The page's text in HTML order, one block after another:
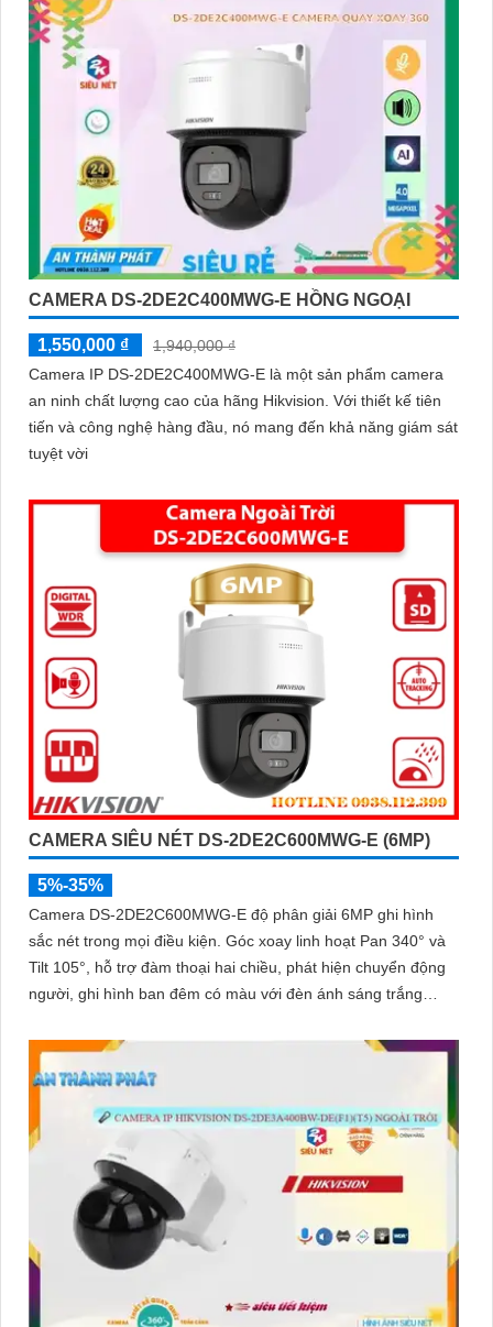
CAMERA DS-2DE2C400MWG-E HỒNG NGOẠI
1,550,000 ₫
1,940,000 ₫
Camera IP DS-2DE2C400MWG-E là một sản phẩm camera
an ninh chất lượng cao của hãng Hikvision. Với thiết kế tiên
tiến và công nghệ hàng đầu, nó mang đến khả năng giám sát
tuyệt vời
CAMERA SIÊU NÉT DS-2DE2C600MWG-E (6MP)
5%-35%
Camera DS-2DE2C600MWG-E độ phân giải 6MP ghi hình
sắc nét trong mọi điều kiện. Góc xoay linh hoạt Pan 340° và
Tilt 105°, hỗ trợ đàm thoại hai chiều, phát hiện chuyển động
người, ghi hình ban đêm có màu với đèn ánh sáng trắng